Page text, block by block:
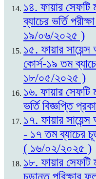
১৪. ফায়ার সেফটি
ব্যাচের ভর্তি
১৯/০৬/২০২৫ )
১৫. ফায়ার
কোর্স-১৯ তম
১৮/০৫/২০২৫ )
১৬. ফায়ার সেফটি
ভর্তি বিজ্ঞপ্তি
১৭. ফায়ার
- ১৭ তম ব্যাচের
( ১৬/০২/২০২৫ )
১৮. ফায়ার সেফটি